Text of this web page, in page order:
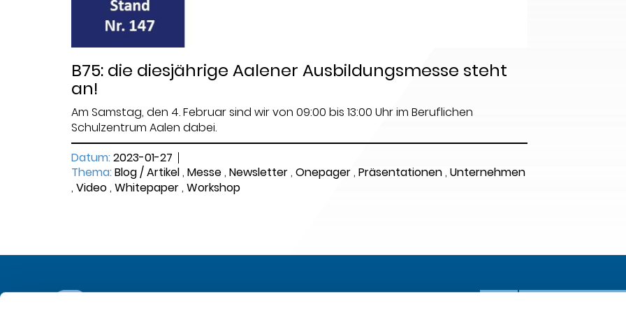
B75: die diesjährige Aalener Ausbildungsmesse steht
an!
Am Samstag, den 4. Februar sind wir von 09:00 bis 13:00 Uhr im Beruflichen
Schulzentrum Aalen dabei.
Datum:2023-01-27
Thema:Blog / Artikel, Messe, Newsletter, Onepager, Präsentationen, Unternehmen
, Video, Whitepaper, Workshop
OFFICE AA